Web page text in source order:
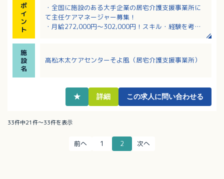
ポ
イ
ン
ト
・全国に施設のある大手企業の居宅介護支援事業所に
て主任ケアマネージャー募集！
・月給272,000円～302,000円！スキル・経験を考慮
る方もご応募OK！しっかりした研修制度のある法人で
す。
・交通費は実費で全額支給！マイカー通勤可能です！
施
設
名
高松木太ケアセンターそよ風（居宅介護支援事業所）
★ 詳細 この求人に問い合わせる
33件中21件～33件を表示
前へ 1 2 次へ